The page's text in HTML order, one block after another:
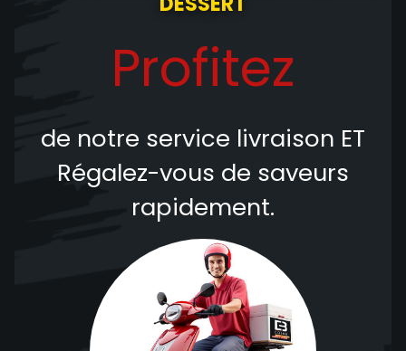
Profitez
de notre service livraison ET
Régalez-vous de saveurs
rapidement.